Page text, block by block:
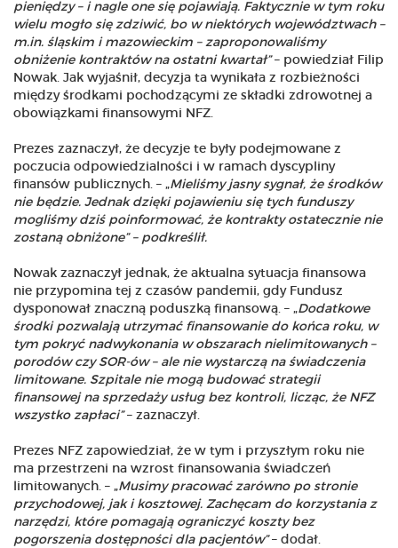
pieniędzy – i nagle one się pojawiają. Faktycznie w tym roku
wielu mogło się zdziwić, bo w niektórych województwach –
m.in. śląskim i mazowieckim – zaproponowaliśmy
obniżenie kontraktów na ostatni kwartał”– powiedział Filip
Nowak. Jak wyjaśnił, decyzja ta wynikała z rozbieżności
między środkami pochodzącymi ze składki zdrowotnej a
obowiązkami finansowymi NFZ.
Prezes zaznaczył, że decyzje te były podejmowane z
poczucia odpowiedzialności i w ramach dyscypliny
finansów publicznych. – „Mieliśmy jasny sygnał, że środków
nie będzie. Jednak dzięki pojawieniu się tych funduszy
mogliśmy dziś poinformować, że kontrakty ostatecznie nie
zostaną obniżone” – podkreślił.
Nowak zaznaczył jednak, że aktualna sytuacja finansowa
nie przypomina tej z czasów pandemii, gdy Fundusz
dysponował znaczną poduszką finansową. – „Dodatkowe
środki pozwalają utrzymać finansowanie do końca roku, w
tym pokryć nadwykonania w obszarach nielimitowanych –
porodów czy SOR-ów – ale nie wystarczą na świadczenia
limitowane. Szpitale nie mogą budować strategii
finansowej na sprzedaży usług bez kontroli, licząc, że NFZ
wszystko zapłaci”– zaznaczył.
Prezes NFZ zapowiedział, że w tym i przyszłym roku nie
ma przestrzeni na wzrost finansowania świadczeń
limitowanych. – „Musimy pracować zarówno po stronie
przychodowej, jak i kosztowej. Zachęcam do korzystania z
narzędzi, które pomagają ograniczyć koszty bez
pogorszenia dostępności dla pacjentów”– dodał.